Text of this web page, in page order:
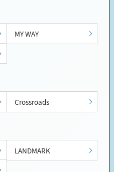
MY WAY
Crossroads
LANDMARK